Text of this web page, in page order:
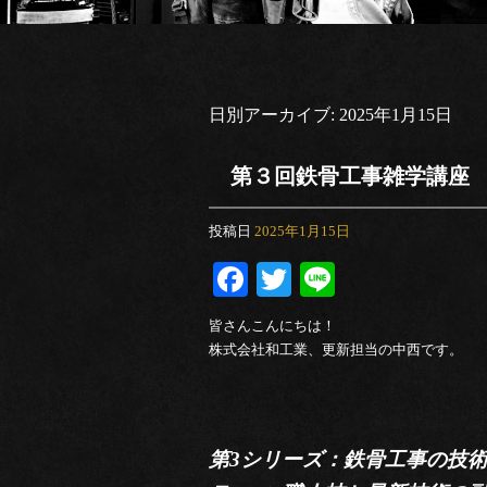
日別アーカイブ: 2025年1月15日
第３回鉄骨工事雑学講座
投稿日 2025年1月15日
Facebook
Twitter
皆さんこんにちは！
株式会社和工業、更新担当の中西です。
第3シリーズ：鉄骨工事の技